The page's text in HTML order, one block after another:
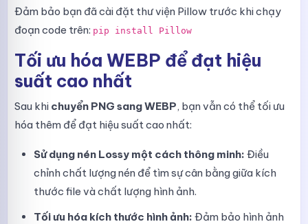
Đảm bảo bạn đã cài đặt thư viện Pillow trước khi chạy
đoạn code trên: pip install Pillow
Tối ưu hóa WEBP để đạt hiệu
suất cao nhất
Sau khi chuyển PNG sang WEBP, bạn vẫn có thể tối ưu
hóa thêm để đạt hiệu suất cao nhất:
Sử dụng nén Lossy một cách thông minh: Điều
chỉnh chất lượng nén để tìm sự cân bằng giữa kích
thước file và chất lượng hình ảnh.
Tối ưu hóa kích thước hình ảnh: Đảm bảo hình ảnh